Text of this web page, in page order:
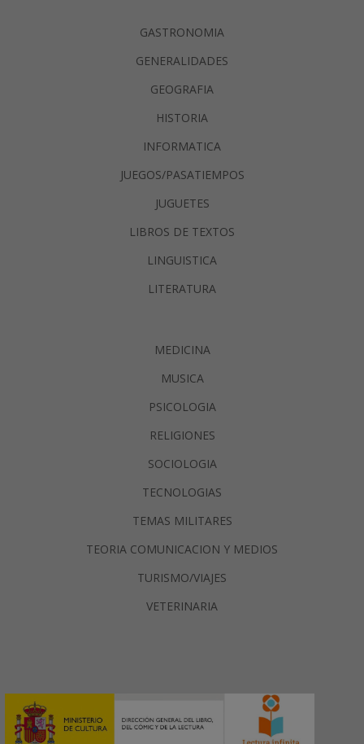
GASTRONOMIA
GENERALIDADES
GEOGRAFIA
HISTORIA
INFORMATICA
JUEGOS/PASATIEMPOS
JUGUETES
LIBROS DE TEXTOS
LINGUISTICA
LITERATURA
MEDICINA
MUSICA
PSICOLOGIA
RELIGIONES
SOCIOLOGIA
TECNOLOGIAS
TEMAS MILITARES
TEORIA COMUNICACION Y MEDIOS
TURISMO/VIAJES
VETERINARIA